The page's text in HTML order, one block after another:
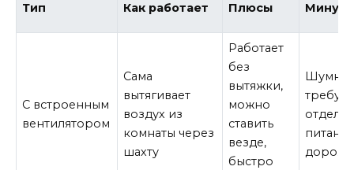
Тип Как работает Плюсы
С встроенным
вентилятором
Сама
вытягивает
воздух из
комнаты через
шахту
Работает
без
вытяжки,
можно
ставить
везде,
быстро
требует
дороже